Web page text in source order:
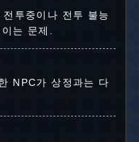
투중이나 전투 불능
는 문제.
NPC가 상정과는 다